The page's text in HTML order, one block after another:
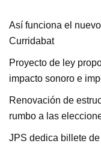
Así funciona el
Curridabat
Proyecto de ley
impacto sonoro e
Renovación de
rumbo a las
JPS dedica billete